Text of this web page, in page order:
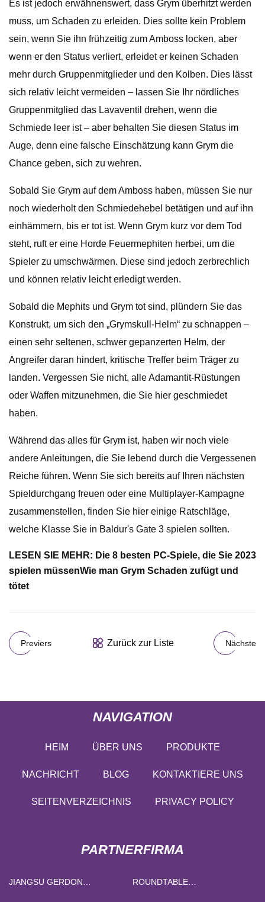
Es ist jedoch erwähnenswert, dass Grym überhitzt werden
muss, um Schaden zu erleiden. Dies sollte kein Problem
sein, wenn Sie ihn frühzeitig zum Amboss locken, aber
wenn er den Status verliert, erleidet er keinen Schaden
mehr durch Gruppenmitglieder und den Kolben. Dies lässt
sich relativ leicht vermeiden – lassen Sie Ihr nördliches
Gruppenmitglied das Lavaventil drehen, wenn die
Schmiede leer ist – aber behalten Sie diesen Status im
Auge, denn eine falsche Einschätzung kann Grym die
Chance geben, sich zu wehren.
Sobald Sie Grym auf dem Amboss haben, müssen Sie nur
noch wiederholt den Schmiedehebel betätigen und auf ihn
einhämmern, bis er tot ist. Wenn Grym kurz vor dem Tod
steht, ruft er eine Horde Feuermephiten herbei, um die
Spieler zu umschwärmen. Diese sind jedoch zerbrechlich
und können relativ leicht erledigt werden.
Sobald die Mephits und Grym tot sind, plündern Sie das
Konstrukt, um sich den „Grymskull-Helm“ zu schnappen –
einen sehr seltenen, schwer gepanzerten Helm, der
Angreifer daran hindert, kritische Treffer beim Träger zu
landen. Vergessen Sie nicht, alle Adamantit-Rüstungen
oder Waffen mitzunehmen, die Sie hier geschmiedet
haben.
Während das alles für Grym ist, haben wir noch viele
andere Anleitungen, die Sie lebend durch die Vergessenen
Reiche führen. Wenn Sie sich bereits auf Ihren nächsten
Spieldurchgang freuen oder eine Multiplayer-Kampagne
zusammenstellen, finden Sie hier einige Ratschläge,
welche Klasse Sie in Baldur's Gate 3 spielen sollten.
LESEN SIE MEHR: Die 8 besten PC-Spiele, die Sie 2023
spielen müssenWie man Grym Schaden zufügt und
tötet
Previers Zurück zur Liste Nächste
NAVIGATION
HEIM ÜBER UNS PRODUKTE
NACHRICHT BLOG KONTAKTIERE UNS
SEITENVERZEICHNIS PRIVACY POLICY
PARTNERFIRMA
JIANGSU GERDON
ROUNDTABLE